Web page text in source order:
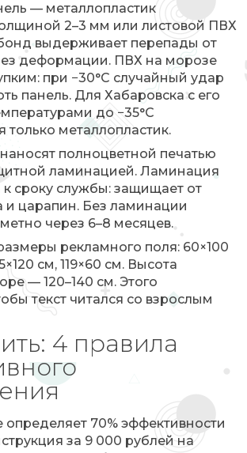
— металлопластик
2–3 мм или листовой ПВХ
выдерживает перепады от
деформации. ПВХ на морозе
при −30°C случайный удар
панель. Для Хабаровска с его
до −35°C
только металлопластик.
полноцветной печатью
ламинацией. Ламинация
к сроку службы: защищает от
и царапин. Без ламинации
через 6–8 месяцев.
рекламного поля: 60×100
см, 119×60 см. Высота
— 120–140 см. Этого
текст читался со взрослым
4 правила
70% эффективности
за 9 000 рублей на